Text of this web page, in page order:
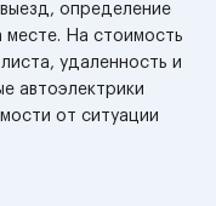
определение
месте. На стоимость
удаленность и
автоэлектрики
от ситуации